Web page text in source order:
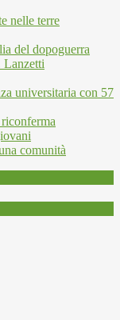
nelle terre
del dopoguerra
Lanzetti
universitaria con 57
comunità